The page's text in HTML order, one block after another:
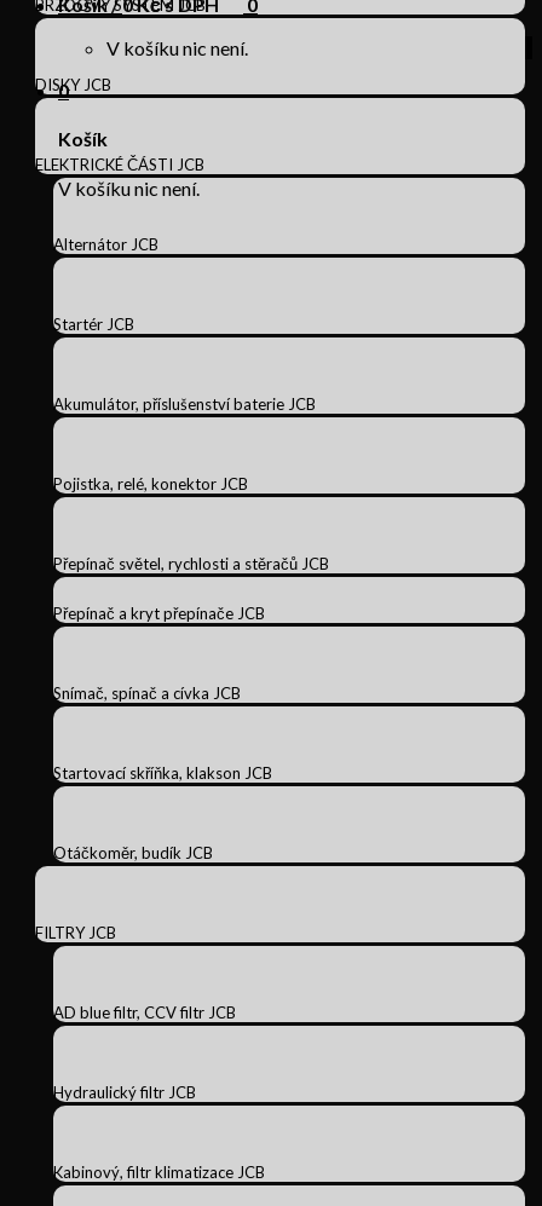
V košíku nic není.
0
Košík
V košíku nic není.
BRZDOVÝ SYSTÉM JCB
DISKY JCB
ELEKTRICKÉ ČÁSTI JCB
Alternátor JCB
Startér JCB
Akumulátor, příslušenství baterie JCB
Pojistka, relé, konektor JCB
Přepínač světel, rychlosti a stěračů JCB
Přepínač a kryt přepínače JCB
Snímač, spínač a cívka JCB
Startovací skříňka, klakson JCB
Otáčkoměr, budík JCB
FILTRY JCB
AD blue filtr, CCV filtr JCB
Hydraulický filtr JCB
Kabinový, filtr klimatizace JCB